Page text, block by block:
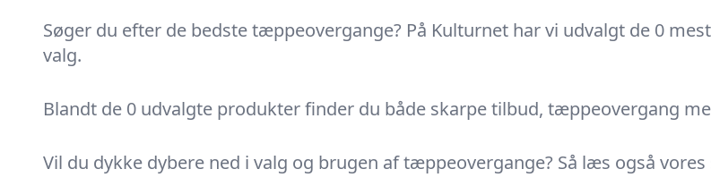
Søger du efter de bedste tæppeovergange? På Kulturnet har vi udvalgt de 0
valg.
Blandt de 0 udvalgte produkter finder du både skarpe tilbud, tæppeovergang
Vil du dykke dybere ned i valg og brugen af tæppeovergange? Så læs også